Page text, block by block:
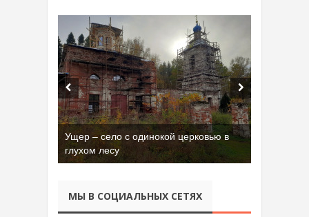
Ущер – село с одинокой церковью в
глухом лесу
МЫ В СОЦИАЛЬНЫХ СЕТЯХ